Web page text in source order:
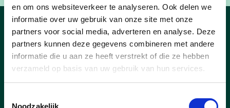
en om ons websiteverkeer te analyseren. Ook delen we
informatie over uw gebruik van onze site met onze
partners voor social media, adverteren en analyse. Deze
partners kunnen deze gegevens combineren met andere
informatie die u aan ze heeft verstrekt of die ze hebben
verzameld op basis van uw gebruik van hun services.
Noodzakelijk
Roeselare nieuws